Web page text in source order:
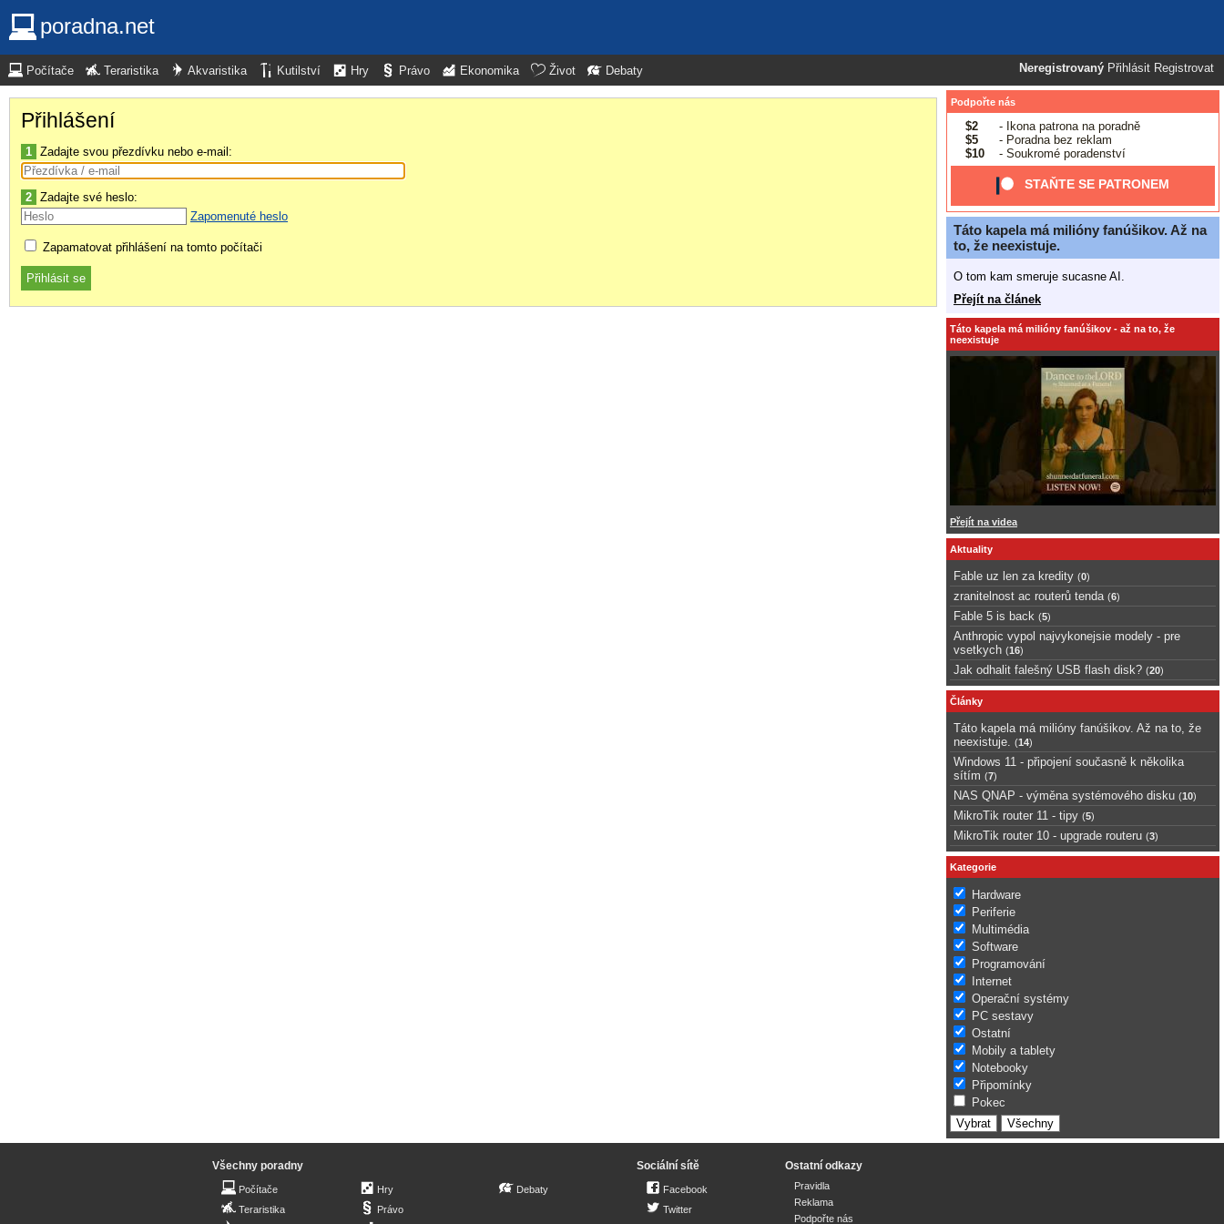
poradna.net
Neregistrovaný Přihlásit Registrovat
Počítače Teraristika Akvaristika Kutilství Hry Právo Ekonomika Život Debaty
Přihlášení
1 Zadajte svou přezdívku nebo e-mail:
2 Zadajte své heslo:
Zapomenuté heslo
Zapamatovat přihlášení na tomto počítači
Podpořte nás
$2
- Ikona patrona na poradně
$5
- Poradna bez reklam
$10
- Soukromé poradenství
STAŇTE SE PATRONEM
Táto kapela má milióny fanúšikov. Až na
to, že neexistuje.
O tom kam smeruje sucasne AI.
Přejít na článek
Táto kapela má milióny fanúšikov - až na to, že
neexistuje
Přejít na videa
Aktuality
Fable uz len za kredity (0)
zranitelnost ac routerů tenda (6)
Fable 5 is back (5)
Anthropic vypol najvykonejsie modely - pre
vsetkych (16)
Jak odhalit falešný USB flash disk? (20)
Články
Táto kapela má milióny fanúšikov. Až na to, že
neexistuje.
(14)
Windows 11 - připojení současně k několika
sítím (7)
NAS QNAP - výměna systémového disku (10)
MikroTik router 11 - tipy (5)
MikroTik router 10 - upgrade routeru (3)
Kategorie
Hardware
Periferie
Multimédia
Software
Programování
Internet
Operační systémy
PC sestavy
Ostatní
Mobily a tablety
Notebooky
Připomínky
Pokec
Všechny poradny
Počítače
Teraristika
Hry
Právo
Debaty
Sociální sítě
Facebook
Twitter
Ostatní odkazy
Pravidla
Reklama
Podpořte nás